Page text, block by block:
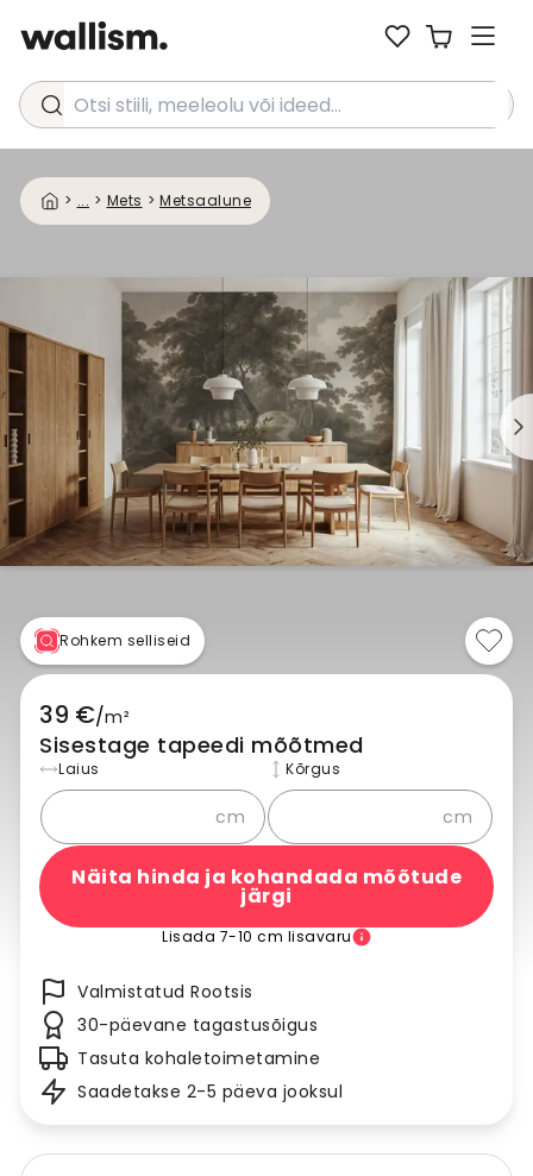
Otsi stiili, meeleolu või ideed...
> ... > Mets > Metsaalune
Rohkem selliseid
39 €/m²
Sisestage tapeedi mõõtmed
Laius
cm
Kõrgus
cm
Näita hinda ja kohandada mõõtude
järgi
Lisada 7-10 cm lisavaru
Valmistatud Rootsis
30-päevane tagastusõigus
Tasuta kohaletoimetamine
Saadetakse 2-5 päeva jooksul